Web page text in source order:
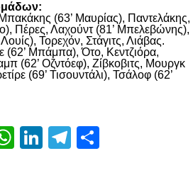
(63’ Μαυρίας), Παντελάκης,
Πέρες, Λαχούντ (81’ Μπελεβώνης),
Τορεχόν, Στάγιτς, Λιάβας.
(62’ Μπάμπα), Ότο, Κεντζιόρα,
(62’ Οζντόεφ), Ζίβκοβιτς, Μουργκ
(69’ Τισουντάλι), Τσάλοφ (62’
WhatsApp
LinkedIn
Telegram